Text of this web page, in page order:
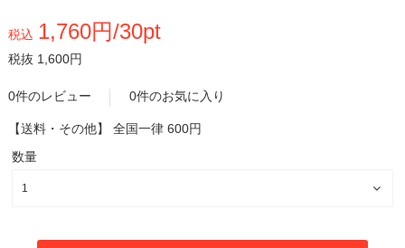
税込 1,760円/30pt
税抜 1,600円
0件のレビュー 0件のお気に入り
【送料・その他】 全国一律 600円
数量